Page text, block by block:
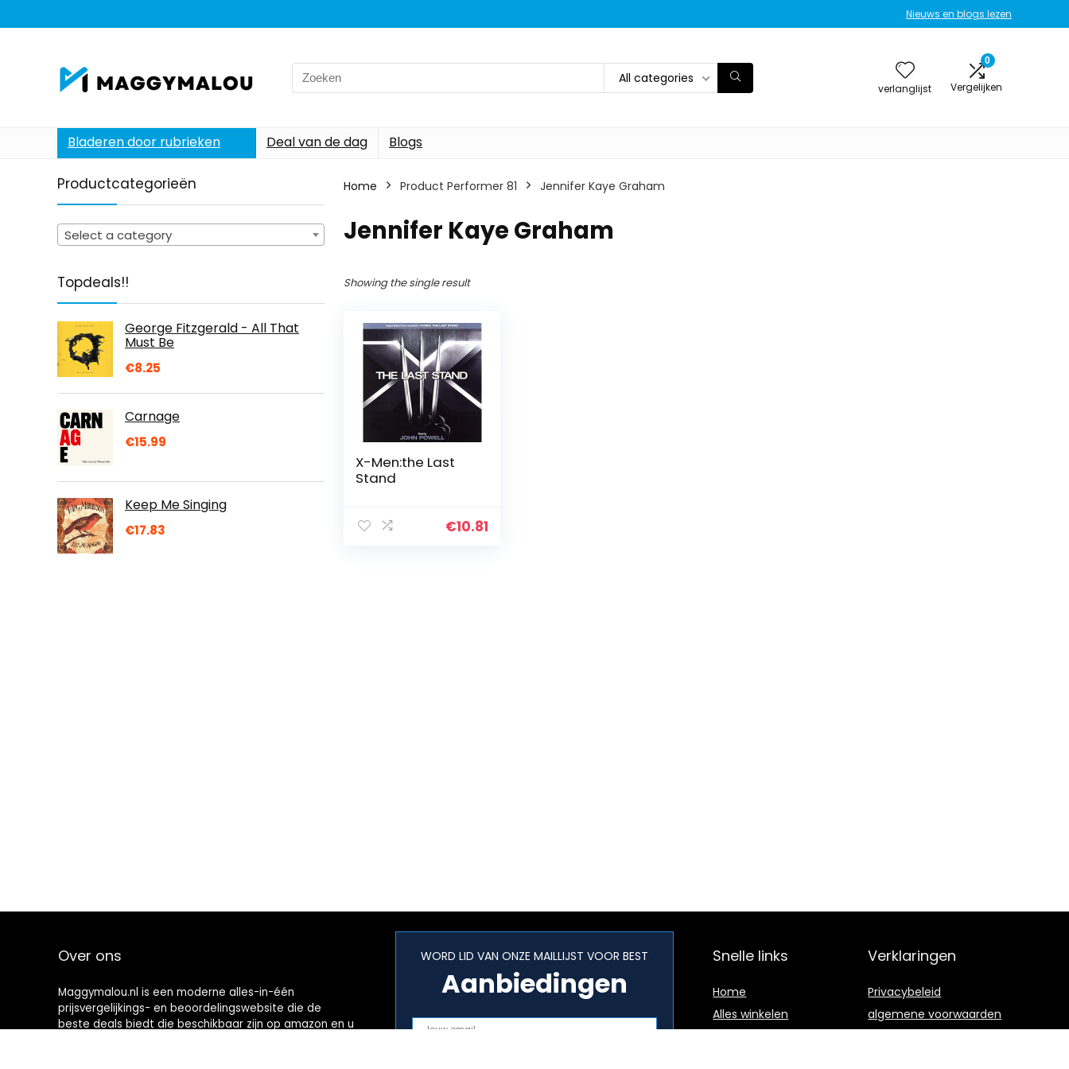
Nieuws en blogs lezen
Search
for:
All categories
verlanglijst
0
Vergelijken
Bladeren door rubrieken Deal van de dag Blogs
Productcategorieën
Select a category
Topdeals!!
George Fitzgerald - All That
Must Be
€8.25
Carnage
€15.99
Keep Me Singing
€17.83
Home Product Performer 81 Jennifer Kaye Graham
Jennifer Kaye Graham
Showing the single result
X-Men:the Last
Stand
€10.81
Over ons
Maggymalou.nl is een moderne alles-in-één
prijsvergelijkings- en beoordelingswebsite die de
beste deals biedt die beschikbaar zijn op amazon en u
WORD LID VAN ONZE MAILLIJST VOOR BEST
Aanbiedingen
Snelle links
Home
Alles winkelen
Verklaringen
Privacybeleid
algemene voorwaarden